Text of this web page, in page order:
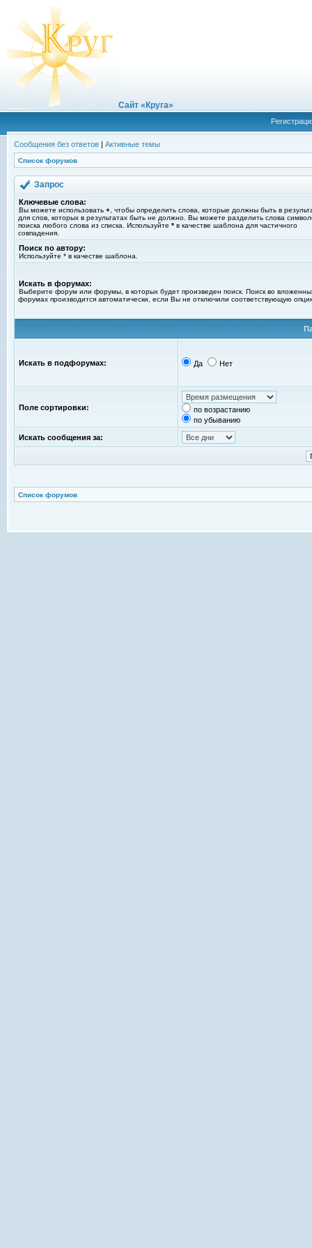
Сайт «Круга»
Сообщения без ответов | Активные темы
Список форумов
Запрос
Ключевые слова:
Вы можете использовать + , чтобы определить слова, которые должны быть в
для слов, которых в результатах быть не должно. Вы можете разделить слова
поиска любого слова из списка. Используйте * в качестве шаблона для частичного
совпадения.
Поиск по автору:
Используйте * в качестве шаблона.
Искать в форумах:
Выберите форум или форумы, в которых будет произведен поиск. Поиск во
форумах производится автоматически, если Вы не отключили соответствующую
Искать в подфорумах: Да Нет
Поле сортировки:
по возрастанию
по убыванию
Искать сообщения за:
Список форумов